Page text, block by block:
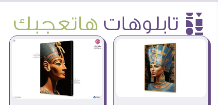
è تابلوهات هاتعجبك